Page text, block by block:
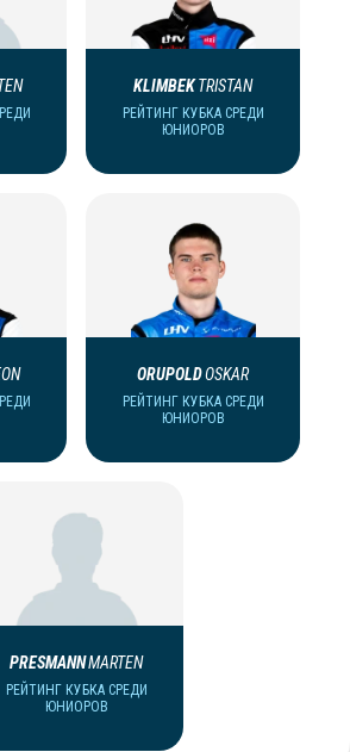
KLIMBEKTRISTAN
РЕЙТИНГ КУБКА СРЕДИ
ЮНИОРОВ
ORUPOLDOSKAR
РЕЙТИНГ КУБКА СРЕДИ
ЮНИОРОВ
PRESMANNMARTEN
РЕЙТИНГ КУБКА СРЕДИ
ЮНИОРОВ